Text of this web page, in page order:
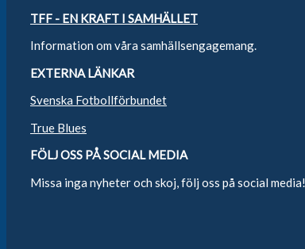
TFF - EN KRAFT I SAMHÄLLET
Information om våra samhällsengagemang.
EXTERNA LÄNKAR
Svenska Fotbollförbundet
True Blues
FÖLJ OSS PÅ SOCIAL MEDIA
Missa inga nyheter och skoj, följ oss på social media!